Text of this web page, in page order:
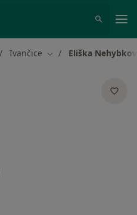
Ivančice Změna města
Eliška